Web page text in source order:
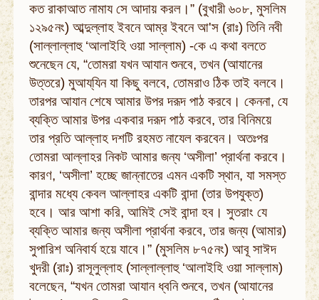
কত রাকাআত নামায সে আদায় করল।” (বুখারী ৬০৮, মুসলিম
১২৯৫নং) আব্দুল্লাহ ইবনে আম্‌র ইবনে আ'স (রাঃ) তিনি নবী
(সাল্লাল্লাহু ‘আলাইহি ওয়া সাল্লাম) -কে এ কথা বলতে
শুনেছেন যে, “তোমরা যখন আযান শুনবে, তখন (আযানের
উত্তরে) মুআয্‌যিন যা কিছু বলবে, তোমরাও ঠিক তাই বলবে।
তারপর আযান শেষে আমার উপর দরূদ পাঠ করবে। কেননা, যে
ব্যক্তি আমার উপর একবার দরূদ পাঠ করবে, তার বিনিময়ে
তার প্রতি আল্লাহ দশটি রহমত নাযেল করবেন। অতঃপর
তোমরা আল্লাহর নিকট আমার জন্য ‘অসীলা’ প্রার্থনা করবে।
কারণ, ‘অসীলা’ হচ্ছে জান্নাতের এমন একটি স্থান, যা সমস্ত
বান্দার মধ্যে কেবল আল্লাহর একটি বান্দা (তার উপযুক্ত)
হবে। আর আশা করি, আমিই সেই বান্দা হব। সুতরাং যে
ব্যক্তি আমার জন্য অসীলা প্রার্থনা করবে, তার জন্য (আমার)
সুপারিশ অনিবার্য হয়ে যাবে।” (মুসলিম ৮৭৫নং) আবূ সাঈদ
খুদরী (রাঃ) রাসূলুল্লাহ (সাল্লাল্লাহু ‘আলাইহি ওয়া সাল্লাম)
বলেছেন, “যখন তোমরা আযান ধ্বনি শুনবে, তখন (আযানের